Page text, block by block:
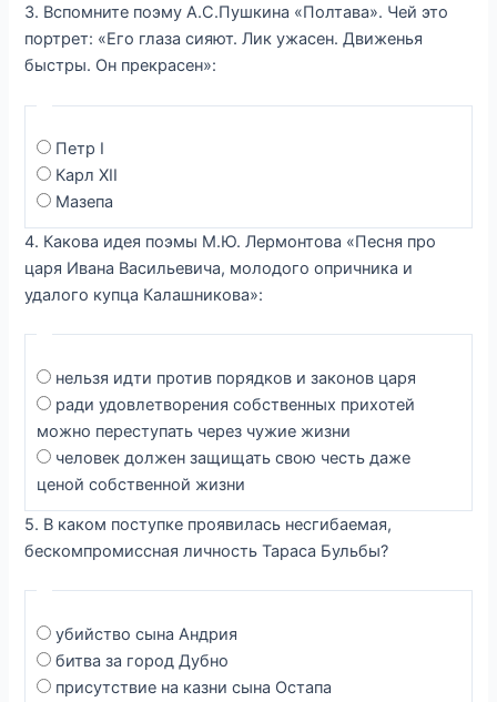
3. Вспомните поэму А.С.Пушкина «Полтава». Чей это
портрет: «Его глаза сияют. Лик ужасен. Движенья
быстры. Он прекрасен»:
Петр I
Карл XII
Мазепа
4. Какова идея поэмы М.Ю. Лермонтова «Песня про
царя Ивана Васильевича, молодого опричника и
удалого купца Калашникова»:
нельзя идти против порядков и законов царя
ради удовлетворения собственных прихотей
можно переступать через чужие жизни
человек должен защищать свою честь даже
ценой собственной жизни
5. В каком поступке проявилась несгибаемая,
бескомпромиссная личность Тараса Бульбы?
убийство сына Андрия
битва за город Дубно
присутствие на казни сына Остапа